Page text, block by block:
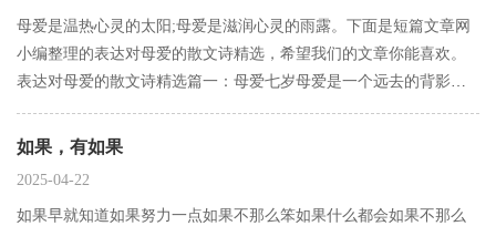
母爱是温热心灵的太阳;母爱是滋润心灵的雨露。下面是短篇文章网
小编整理的表达对母爱的散文诗精选，希望我们的文章你能喜欢。
表达对母爱的散文诗精选篇一：母爱七岁母爱是一个远去的背影留
给我的是无限的遐想八岁母爱是一个温暖的怀抱抚平我不安的心灵
十几岁母爱是谆谆的教诲导航着我成长的方向二十岁母爱是深深的
如果，有如果
2025-04-22
如果早就知道如果努力一点如果不那么笨如果什么都会如果不那么